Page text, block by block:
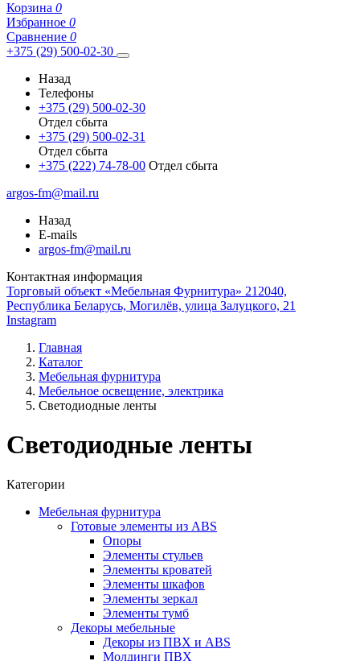
Корзина 0
Избранное 0
Сравнение 0
+375 (29) 500-02-30
Назад
Телефоны
+375 (29) 500-02-30
Отдел сбыта
+375 (29) 500-02-31
Отдел сбыта
+375 (222) 74-78-00 Отдел сбыта
argos-fm@mail.ru
Назад
E-mails
argos-fm@mail.ru
Контактная информация
Торговый объект «Мебельная Фурнитура» 212040,
Республика Беларусь, Могилёв, улица Залуцкого, 21
Instagram
Главная
Каталог
Мебельная фурнитура
Мебельное освещение, электрика
Светодиодные ленты
Светодиодные ленты
Категории
Мебельная фурнитура
Готовые элементы из ABS
Опоры
Элементы стульев
Элементы кроватей
Элементы шкафов
Элементы зеркал
Элементы тумб
Декоры мебельные
Декоры из ПВХ и ABS
Молдинги ПВХ